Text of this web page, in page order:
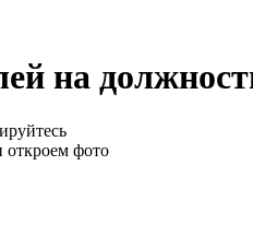
на
откроем фото